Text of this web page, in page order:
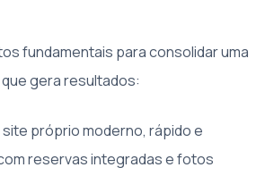
fundamentais para consolidar uma
gera resultados:
próprio moderno, rápido e
reservas integradas e fotos